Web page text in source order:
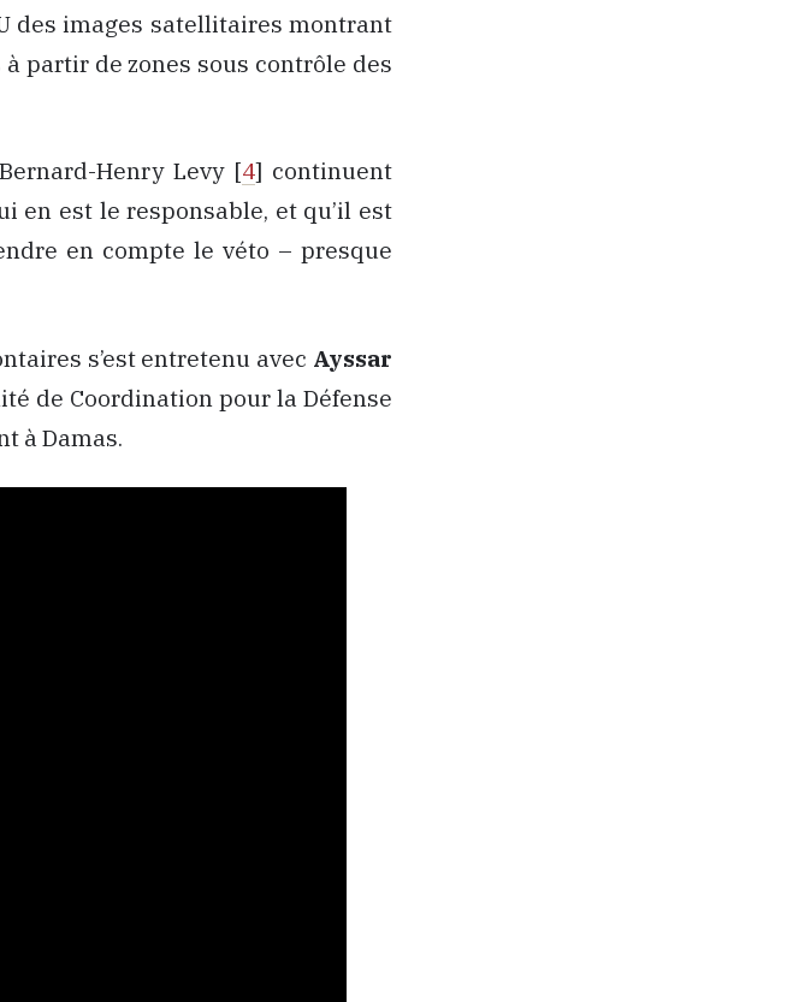
des images satellitaires montrant
partir de zones sous contrôle des
Henry Levy [4] continuent
en est le responsable, et qu’il est
en compte le véto – presque
s’est entretenu avec Ayssar
de Coordination pour la Défense
à Damas.